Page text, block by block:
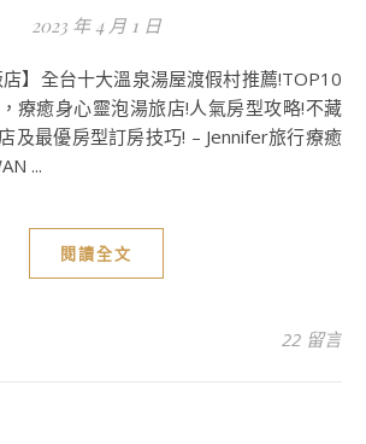
2023 年 4 月 1 日
療癒身心靈泡湯旅店!人氣房型攻略!不藏
及最優房型訂房技巧! – Jennifer旅行療癒
...
閱讀全文
22 留言